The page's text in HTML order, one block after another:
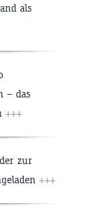
als
– das
+++
zur
+++